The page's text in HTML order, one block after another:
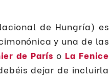
de Hungría) es
y una de las
de París oLa Fenice
dejar de incluirla